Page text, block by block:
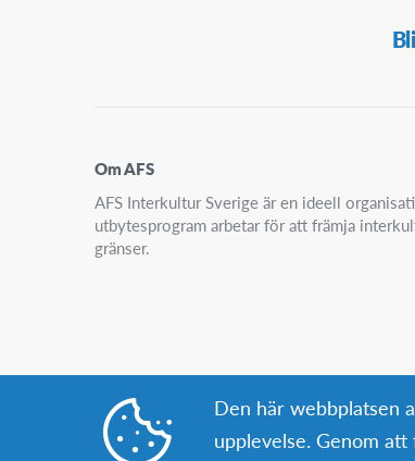
Om AFS
AFS Interkultur Sverige är en ideell
utbytesprogram arbetar för att främja
gränser.
Den här webbplatsen
upplevelse. Genom